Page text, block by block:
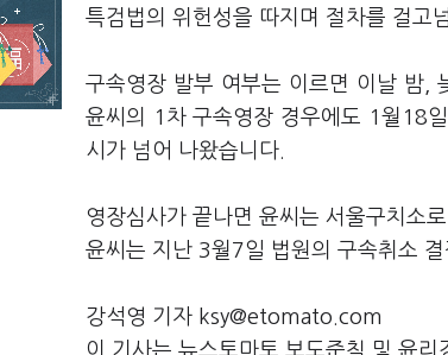
특검법의 위헌성을 따지며 절차를 걸고
구속영장 발부 여부는 이르면 이날 밤,
윤씨의 1차 구속영장 경우에도 1월18
시가 넘어 나왔습니다.
영장심사가 끝나면 윤씨는 서울구치소
윤씨는 지난 3월7일 법원의 구속취소
강석영 기자 ksy@etomato.com
이 기사는 뉴스토마토 보도준칙 및 윤리